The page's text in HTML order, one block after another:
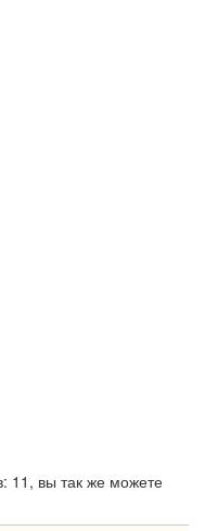
11, вы так же можете